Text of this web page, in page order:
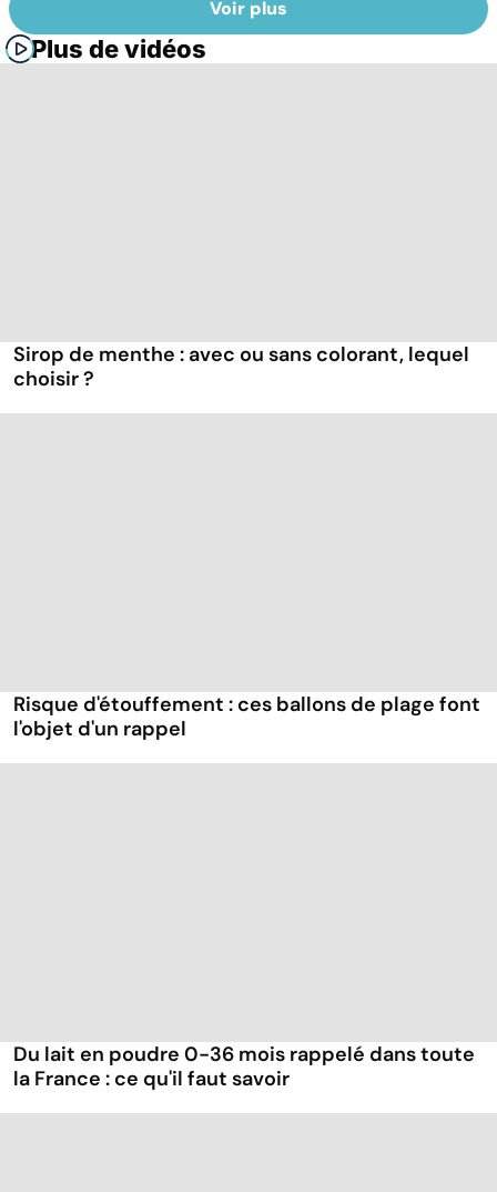
Voir plus
Plus de vidéos
Sirop de menthe : avec ou sans colorant, lequel
choisir ?
Risque d'étouffement : ces ballons de plage font
l'objet d'un rappel
Du lait en poudre 0-36 mois rappelé dans toute
la France : ce qu'il faut savoir